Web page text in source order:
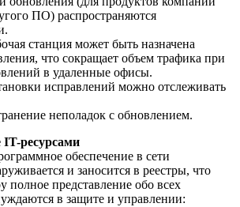
ПО) распространяются
станция может быть назначена
что сокращает объем трафика при
в удаленные офисы.
исправлений можно отслеживать
неполадок с обновлением.
IT-ресурсами
обеспечение в сети
и заносится в реестры, что
полное представление обо всех
в защите и управлении: